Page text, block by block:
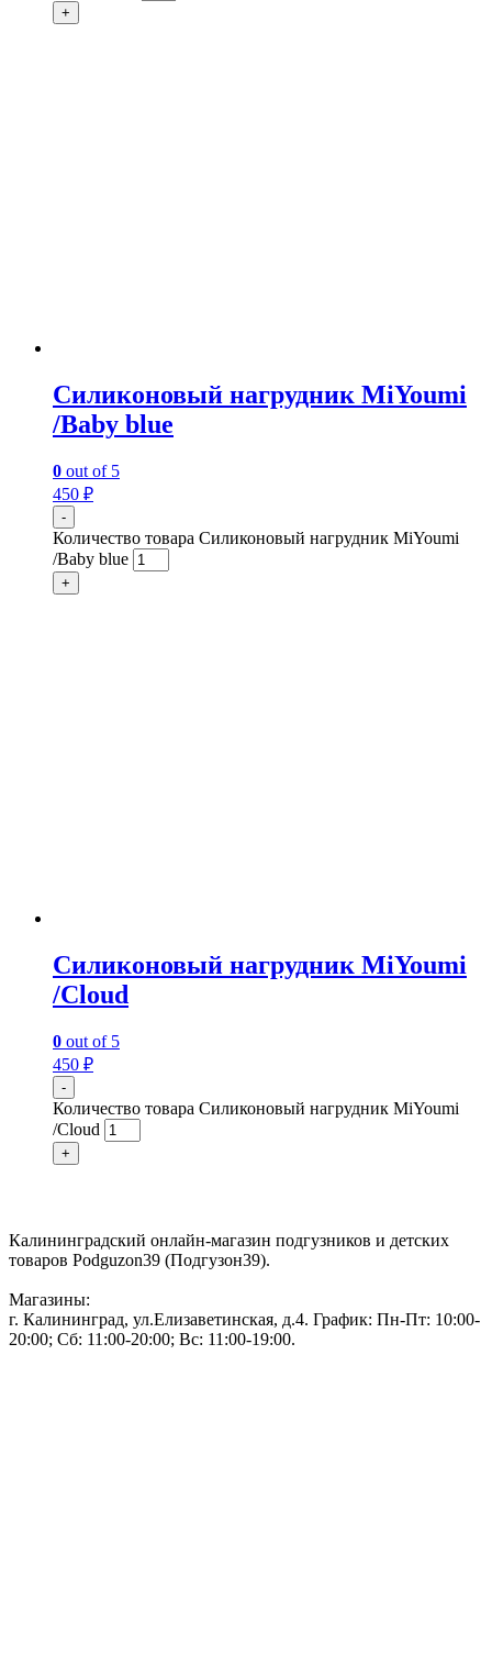
+
Силиконовый нагрудник MiYoumi
/Baby blue
0 out of 5
450 ₽
-
Количество товара Силиконовый нагрудник MiYoumi
/Baby blue
+
Силиконовый нагрудник MiYoumi
/Cloud
0 out of 5
450 ₽
-
Количество товара Силиконовый нагрудник MiYoumi
/Cloud
+
Калининградский онлайн-магазин подгузников и детских
товаров Podguzon39 (Подгузон39).
Магазины:
г. Калининград, ул.Елизаветинская, д.4. График: Пн-Пт: 10:00-
20:00; Сб: 11:00-20:00; Вс: 11:00-19:00.